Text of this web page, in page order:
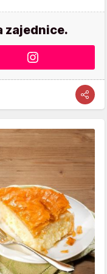
zajednice.